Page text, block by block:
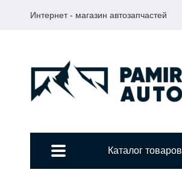
Интернет - магазин автозапчастей
Каталог товаров